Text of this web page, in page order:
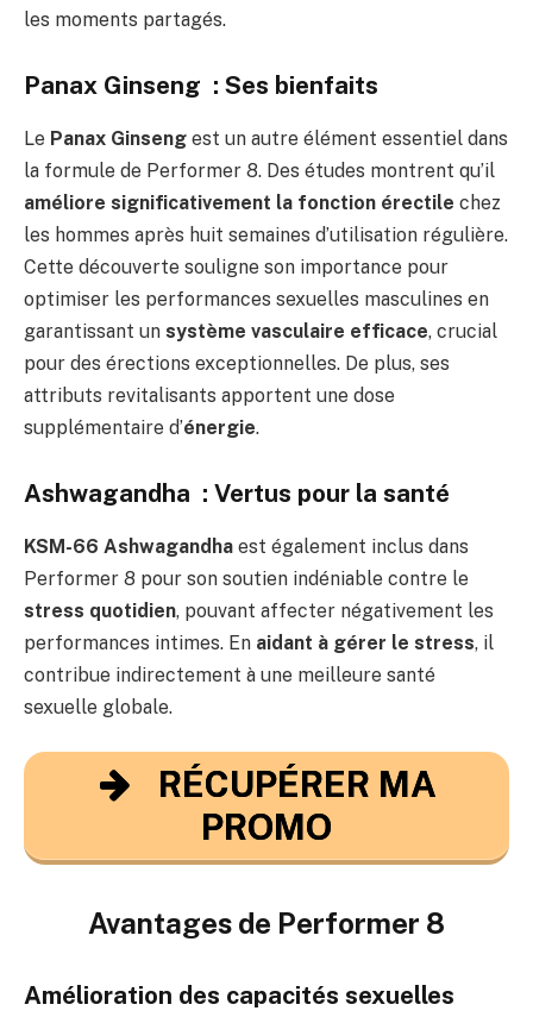
les moments partagés.
Panax Ginseng : Ses bienfaits
Le Panax Ginseng est un autre élément essentiel dans
la formule de Performer 8. Des études montrent qu’il
améliore significativement la fonction érectile chez
les hommes après huit semaines d’utilisation régulière.
Cette découverte souligne son importance pour
optimiser les performances sexuelles masculines en
garantissant un système vasculaire efficace, crucial
pour des érections exceptionnelles. De plus, ses
attributs revitalisants apportent une dose
supplémentaire d’énergie.
Ashwagandha : Vertus pour la santé
KSM-66 Ashwagandha est également inclus dans
Performer 8 pour son soutien indéniable contre le
stress quotidien, pouvant affecter négativement les
performances intimes. En aidant à gérer le stress, il
contribue indirectement à une meilleure santé
sexuelle globale.
RÉCUPÉRER MA
PROMO
Avantages de Performer 8
Amélioration des capacités sexuelles